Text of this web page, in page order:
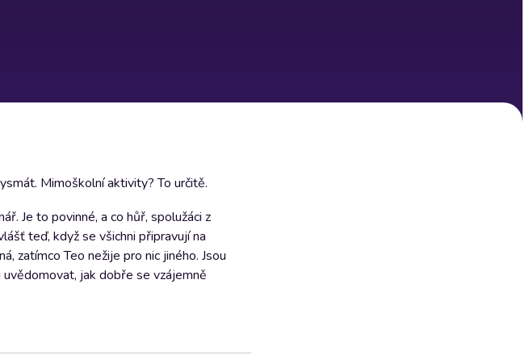
Mimoškolní aktivity? To určitě.
Je to povinné, a co hůř, spolužáci z
teď, když se všichni připravují na
zatímco Teo nežije pro nic jiného. Jsou
jak dobře se vzájemně